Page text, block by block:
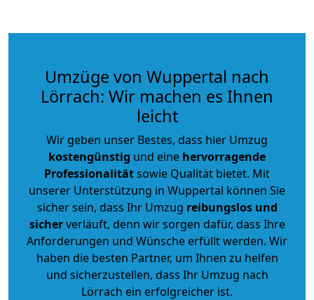
Umzüge von Wuppertal nach
Lörrach: Wir machen es Ihnen
leicht
Wir geben unser Bestes, dass hier Umzug
kostengünstig und eine hervorragende
Professionalitätsowie Qualität bietet. Mit
unserer Unterstützung in Wuppertal können Sie
sicher sein, dass Ihr Umzug reibungslos und
sicherverläuft, denn wir sorgen dafür, dass Ihre
Anforderungen und Wünsche erfüllt werden. Wir
haben die besten Partner, um Ihnen zu helfen
und sicherzustellen, dass Ihr Umzug nach
Lörrach ein erfolgreicher ist.